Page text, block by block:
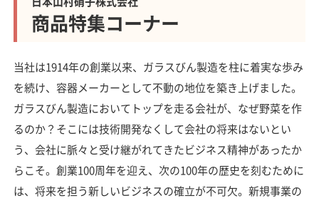
商品特集コーナー
当社は1914年の創業以来、ガラスびん製造を柱に着実な歩み
を続け、容器メーカーとして不動の地位を築き上げました。
ガラスびん製造においてトップを走る会社が、なぜ野菜を作
るのか？そこには技術開発なくして会社の将来はないとい
う、会社に脈々と受け継がれてきたビジネス精神があったか
らこそ。創業100周年を迎え、次の100年の歴史を刻むために
は、将来を担う新しいビジネスの確立が不可欠。新規事業の